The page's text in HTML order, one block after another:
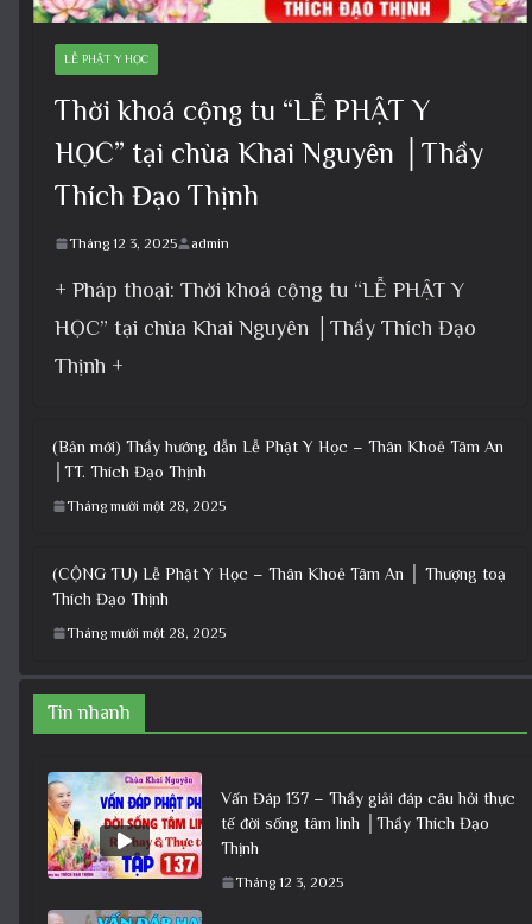
LỄ PHẬT Y HỌC
Thời khoá cộng tu “LỄ PHẬT Y
HỌC” tại chùa Khai Nguyên │Thầy
Thích Đạo Thịnh
Tháng 12 3, 2025 admin
+ Pháp thoại: Thời khoá cộng tu “LỄ PHẬT Y
HỌC” tại chùa Khai Nguyên │Thầy Thích Đạo
Thịnh +
(Bản mới) Thầy hướng dẫn Lễ Phật Y Học – Thân Khoẻ Tâm An
│TT. Thích Đạo Thịnh
Tháng mười một 28, 2025
(CỘNG TU) Lễ Phật Y Học – Thân Khoẻ Tâm An │ Thượng toạ
Thích Đạo Thịnh
Tháng mười một 28, 2025
Tin nhanh
Vấn Đáp 137 – Thầy giải đáp câu hỏi thực
tế đời sống tâm linh │Thầy Thích Đạo
Thịnh
Tháng 12 3, 2025